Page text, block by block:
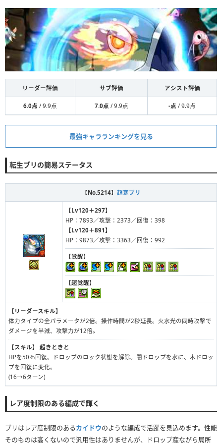
リーダー評価 サブ評価 アシスト評価
6.0点 / 9.9点 7.0点 / 9.9点 -点 / 9.9点
最強キャラランキングを見る
転生ブリの簡易ステータス
【No.5214】 超寒ブリ
【Lv120＋297】
HP：7893／攻撃：2373／回復：398
【Lv120＋891】
HP：9873／攻撃：3363／回復：992
【覚醒】
【超覚醒】
【リーダースキル】
体力タイプの全パラメータが2倍。操作時間が2秒延長。火水光の同時攻撃で
ダメージを半減、攻撃力が12倍。
【スキル】
超きときと
HPを50％回復。ドロップのロック状態を解除。闇ドロップを水に、木ドロッ
プを回復に変化。
(16→6ターン)
レア度制限のある編成で輝く
ブリはレア度制限のあるカイドウのような編成で活躍を見込めます。性能
そのものは高くないので汎用性はありませんが、ドロップ産ながら局所